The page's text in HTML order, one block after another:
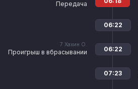
Передача
06:22
7 Хахин О.
Проигрыш в вбрасывании 06:22
07:23